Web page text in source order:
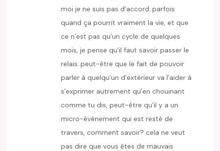
moi je ne suis pas d’accord..parfois
quand ça pourrit vraiment la vie, et que
ce n’est pas qu’un cycle de quelques
mois, je pense qu’il faut savoir passer le
relais..peut-être que le fait de pouvoir
parler à quelqu’un d’extérieur va l’aider à
s’exprimer autrement qu’en chouinant
comme tu dis, peut-être qu’il y a un
micro-événement qui est resté de
travers, comment savoir? cela ne veut
pas dire que vous êtes de mauvais